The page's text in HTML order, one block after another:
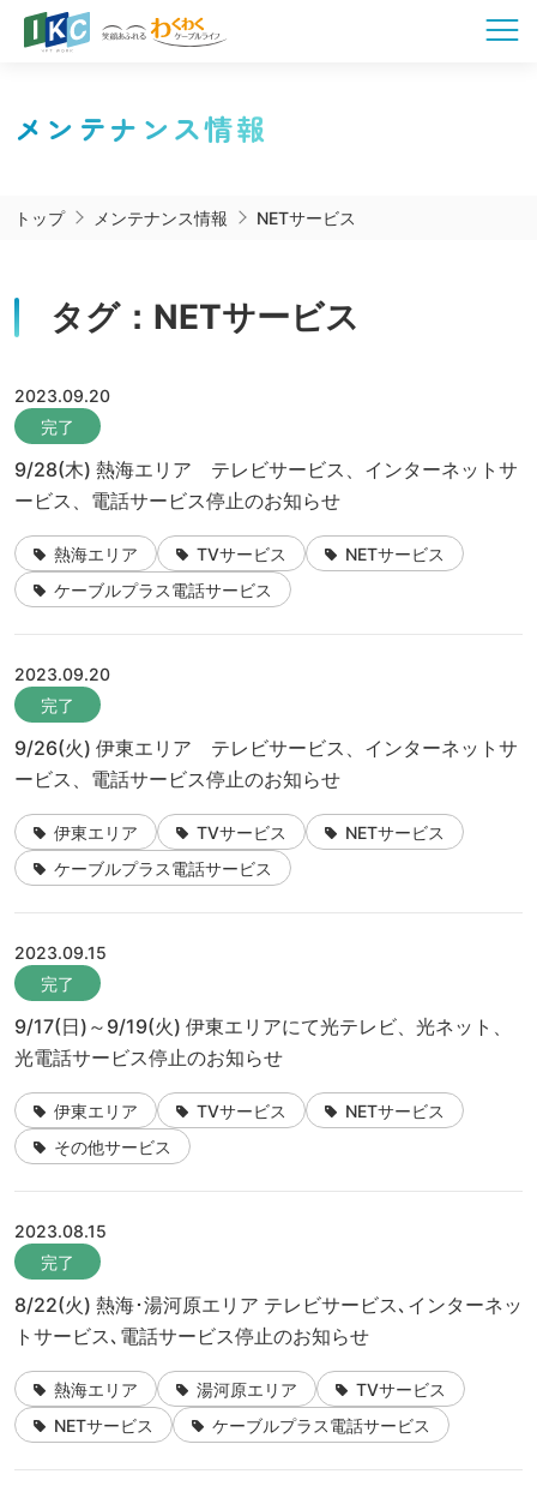
メンテナンス情報
トップ メンテナンス情報 NETサービス
タグ：NETサービス
2023.09.20
完了
9/28(木) 熱海エリア テレビサービス、インターネットサ
ービス、電話サービス停止のお知らせ
熱海エリア TVサービス
NETサービス
ケーブルプラス電話サービス
2023.09.20
完了
9/26(火) 伊東エリア テレビサービス、インターネットサ
ービス、電話サービス停止のお知らせ
伊東エリア TVサービス
NETサービス
ケーブルプラス電話サービス
2023.09.15
完了
9/17(日)～9/19(火) 伊東エリアにて光テレビ、光ネット、
光電話サービス停止のお知らせ
伊東エリア TVサービス
NETサービス
その他サービス
2023.08.15
完了
8/22(火) 熱海･湯河原エリア テレビサービス､インターネッ
トサービス､電話サービス停止のお知らせ
熱海エリア 湯河原エリア
TVサービス
NETサービス
ケーブルプラス電話サービス